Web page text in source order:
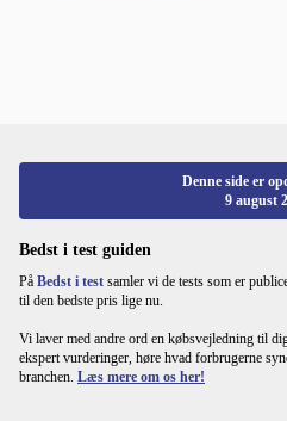
Bedst i test guiden
På Bedst i test samler vi de tests som er
til den bedste pris lige nu.
Vi laver med andre ord en købsvejledning til
ekspert vurderinger, høre hvad forbrugerne
branchen. Læs mere om os her!
Denne side er
9 august